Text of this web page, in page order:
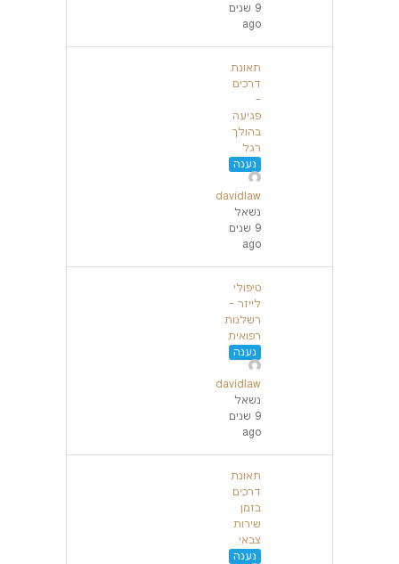
9 שנים
ago
תאונת
דרכים
–
פגיעה
בהולך
רגל
נענה
davidlaw
נשאל
9 שנים
ago
טיפולי
לייזר –
רשלנות
רפואית
נענה
davidlaw
נשאל
9 שנים
ago
תאונת
דרכים
בזמן
שירות
צבאי
נענה